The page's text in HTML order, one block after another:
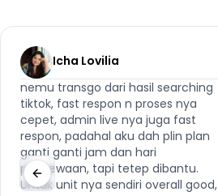
Icha Lovilia
nemu transgo dari hasil searching
tiktok, fast respon n proses nya
cepet, admin live nya juga fast
respon, padahal aku dah plin plan
ganti ganti jam dan hari
penyewaan, tapi tetep dibantu.
Untuk unit nya sendiri overall good,